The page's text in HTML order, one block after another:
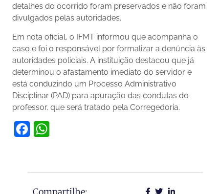
detalhes do ocorrido foram preservados e não foram
divulgados pelas autoridades.
Em nota oficial, o IFMT informou que acompanha o
caso e foi o responsável por formalizar a denúncia às
autoridades policiais. A instituição destacou que já
determinou o afastamento imediato do servidor e
está conduzindo um Processo Administrativo
Disciplinar (PAD) para apuração das condutas do
professor, que será tratado pela Corregedoria.
Facebook
Compartilhe: